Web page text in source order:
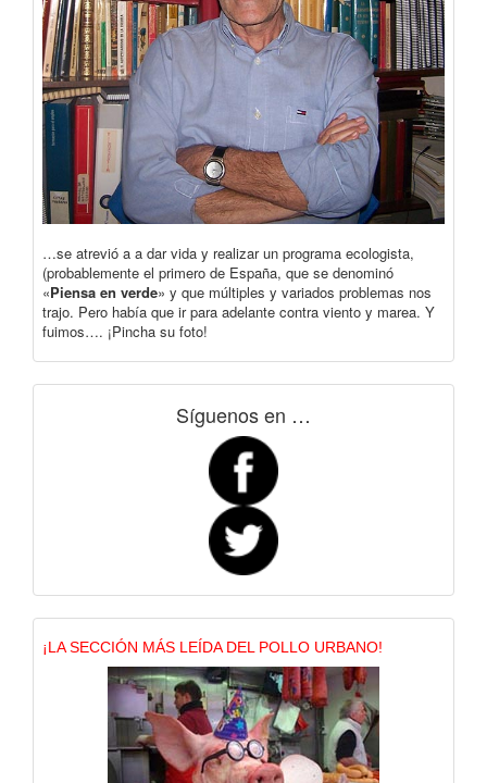
…se atrevió a a dar vida y realizar un programa ecologista,
(probablemente el primero de España, que se denominó
«Piensa en verde» y que múltiples y variados problemas nos
trajo. Pero había que ir para adelante contra viento y marea. Y
fuimos…. ¡Pincha su foto!
Síguenos en …
¡LA SECCIÓN MÁS LEÍDA DEL POLLO URBANO!